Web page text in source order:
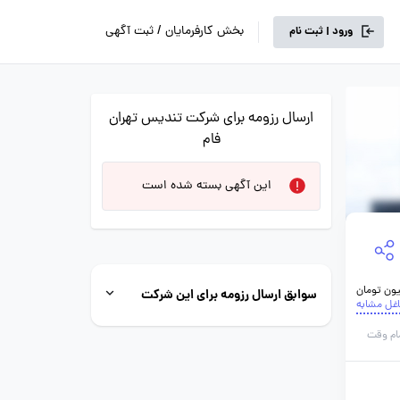
ورود | ثبت نام بخش کارفرمایان / ثبت آگهی
مشابه
وقت
ارسال رزومه برای شرکت تندیس تهران
فام
این آگهی بسته شده است
سوابق ارسال رزومه برای این شرکت